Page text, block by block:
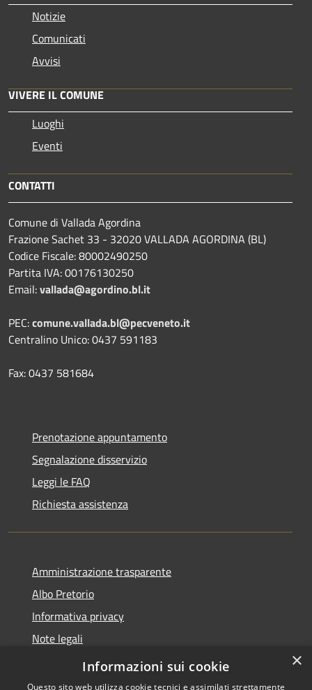
Notizie
Comunicati
Avvisi
VIVERE IL COMUNE
Luoghi
Eventi
CONTATTI
Comune di Vallada Agordina
Frazione Sachet 33 - 32020 VALLADA AGORDINA (BL)
Codice Fiscale: 80002490250
Partita IVA: 00176130250
Email:vallada@agordino.bl.it
PEC:comune.vallada.bl@pecveneto.it
Centralino Unico: 0437 591183
Fax: 0437 581684
Prenotazione appuntamento
Segnalazione disservizio
Leggi le FAQ
Richiesta assistenza
Amministrazione trasparente
Albo Pretorio
Informativa privacy
Note legali
Dichiarazione di accessibilità
×
Informazioni sui cookie
Questo sito web utilizza cookie tecnici e assimilati strettamente